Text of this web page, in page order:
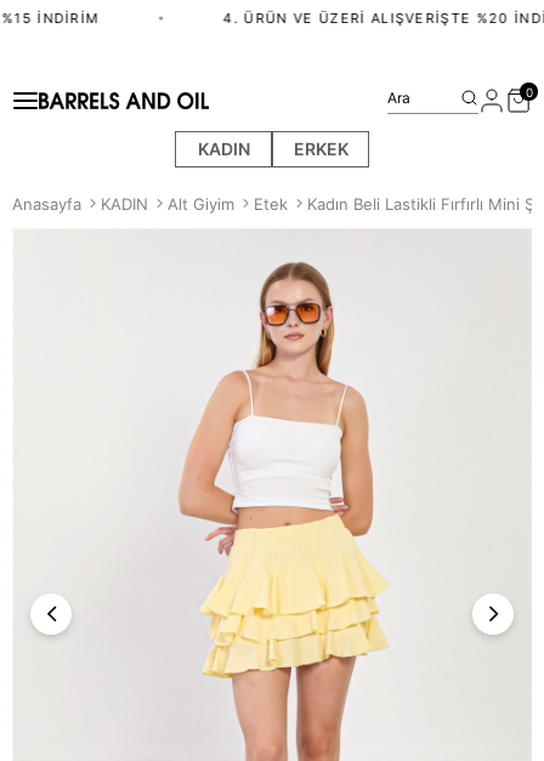
İNDIRIM 4. ÜRÜN VE ÜZERI ALIŞVERIŞTE %20
KADIN ERKEK
Ara 0
Anasayfa KADIN Alt Giyim Etek Kadın Beli Lastikli Fırfırlı Mini